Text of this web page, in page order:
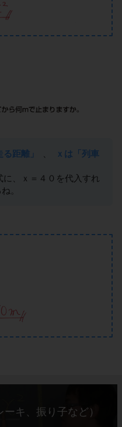
距離」
ｘは「列車
、ｘ＝４０を代入すれ
。
キ、振り子など）